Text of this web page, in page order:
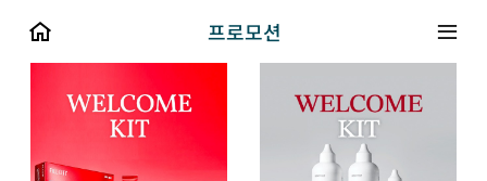
프로모션